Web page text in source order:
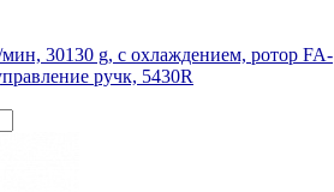
30130 g, с охлаждением, ротор FA-
ручк, 5430R